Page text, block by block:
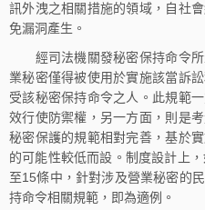
訊外洩之相關措施的領域，自社
免漏洞產生。
經司法機關發秘密保持命令所
業秘密僅得被使用於實施該當訴
受該秘密保持命令之人。此規範
效行使防禦權，另一方面，則是
秘密保護的規範相對完善，基於
的可能性較低而設。制度設計上
至15條中，針對涉及營業秘密的
持命令相關規範，即為適例。